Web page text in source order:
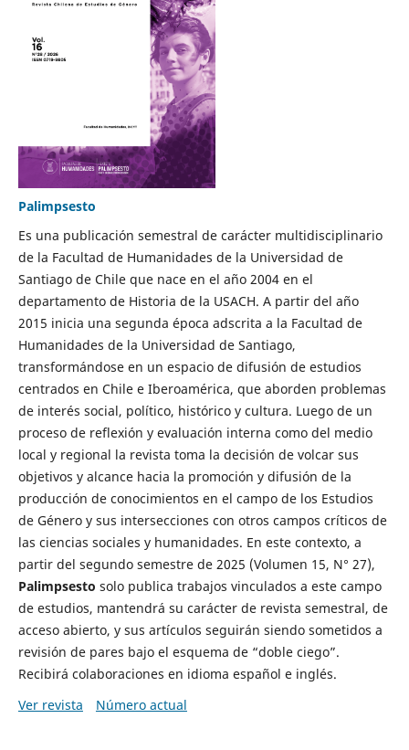
Palimpsesto
Es una publicación semestral de carácter multidisciplinario
de la Facultad de Humanidades de la Universidad de
Santiago de Chile que nace en el año 2004 en el
departamento de Historia de la USACH. A partir del año
2015 inicia una segunda época adscrita a la Facultad de
Humanidades de la Universidad de Santiago,
transformándose en un espacio de difusión de estudios
centrados en Chile e Iberoamérica, que aborden problemas
de interés social, político, histórico y cultura. Luego de un
proceso de reflexión y evaluación interna como del medio
local y regional la revista toma la decisión de volcar sus
objetivos y alcance hacia la promoción y difusión de la
producción de conocimientos en el campo de los Estudios
de Género y sus intersecciones con otros campos críticos de
las ciencias sociales y humanidades. En este contexto, a
partir del segundo semestre de 2025 (Volumen 15, N° 27),
Palimpsesto solo publica trabajos vinculados a este campo
de estudios, mantendrá su carácter de revista semestral, de
acceso abierto, y sus artículos seguirán siendo sometidos a
revisión de pares bajo el esquema de “doble ciego”.
Recibirá colaboraciones en idioma español e inglés.
Ver revista
Número actual